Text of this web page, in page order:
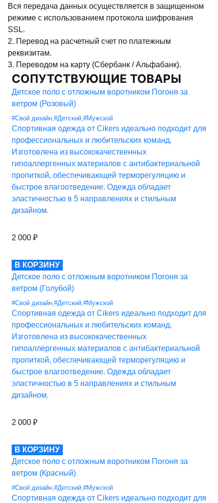
Вся передача данных осуществляется в защищенном
режиме с использованием протокола шифрования
SSL.
2. Перевод на расчетный счет по платежным
реквизитам.
3. Переводом на карту (Сбербанк / Альфабанк).
СОПУТСТВУЮЩИЕ ТОВАРЫ
Детское поло с отложным воротником Погоня за
ветром (Розовый)
#Свой дизайн,#Детский,#Мужской
Спортивная одежда от Cikers идеально подходит для
профессиональных и любительских команд.
Изготовлена из высококачественных
гипоаллергенных материалов с антибактериальной
пропиткой, обеспечивающей терморегуляцию и
быстрое влагоотведение. Одежда обладает
эластичностью в 5 направлениях и стильным
дизайном.
2 000 ₽
В КОРЗИНУ
Детское поло с отложным воротником Погоня за
ветром (Голубой)
#Свой дизайн,#Детский,#Мужской
Спортивная одежда от Cikers идеально подходит для
профессиональных и любительских команд.
Изготовлена из высококачественных
гипоаллергенных материалов с антибактериальной
пропиткой, обеспечивающей терморегуляцию и
быстрое влагоотведение. Одежда обладает
эластичностью в 5 направлениях и стильным
дизайном.
2 000 ₽
В КОРЗИНУ
Детское поло с отложным воротником Погоня за
ветром (Красный)
#Свой дизайн,#Детский,#Мужской
Спортивная одежда от Cikers идеально подходит для